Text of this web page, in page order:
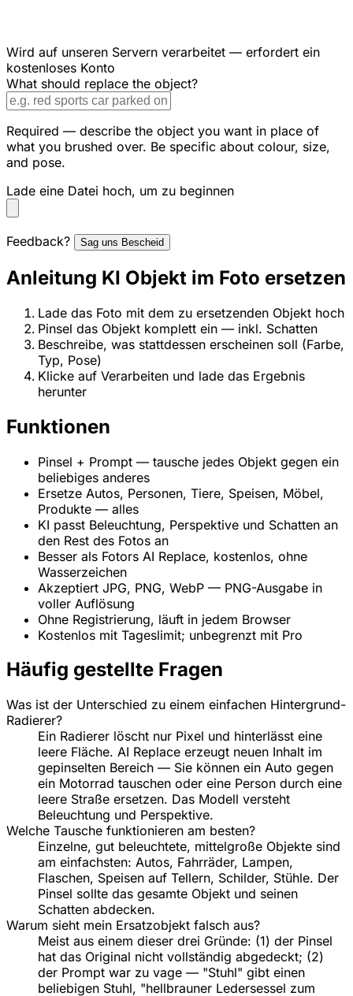
Wird auf unseren Servern verarbeitet — erfordert ein
kostenloses Konto
What should replace the object?
Required — describe the object you want in place of
what you brushed over. Be specific about colour, size,
and pose.
Lade eine Datei hoch, um zu beginnen
Feedback? Sag uns Bescheid
Anleitung KI Objekt im Foto ersetzen
Lade das Foto mit dem zu ersetzenden Objekt hoch
Pinsel das Objekt komplett ein — inkl. Schatten
Beschreibe, was stattdessen erscheinen soll (Farbe,
Typ, Pose)
Klicke auf Verarbeiten und lade das Ergebnis
herunter
Funktionen
Pinsel + Prompt — tausche jedes Objekt gegen ein
beliebiges anderes
Ersetze Autos, Personen, Tiere, Speisen, Möbel,
Produkte — alles
KI passt Beleuchtung, Perspektive und Schatten an
den Rest des Fotos an
Besser als Fotors AI Replace, kostenlos, ohne
Wasserzeichen
Akzeptiert JPG, PNG, WebP — PNG-Ausgabe in
voller Auflösung
Ohne Registrierung, läuft in jedem Browser
Kostenlos mit Tageslimit; unbegrenzt mit Pro
Häufig gestellte Fragen
Was ist der Unterschied zu einem einfachen Hintergrund-
Radierer?
Ein Radierer löscht nur Pixel und hinterlässt eine
leere Fläche. AI Replace erzeugt neuen Inhalt im
gepinselten Bereich — Sie können ein Auto gegen
ein Motorrad tauschen oder eine Person durch eine
leere Straße ersetzen. Das Modell versteht
Beleuchtung und Perspektive.
Welche Tausche funktionieren am besten?
Einzelne, gut beleuchtete, mittelgroße Objekte sind
am einfachsten: Autos, Fahrräder, Lampen,
Flaschen, Speisen auf Tellern, Schilder, Stühle. Der
Pinsel sollte das gesamte Objekt und seinen
Schatten abdecken.
Warum sieht mein Ersatzobjekt falsch aus?
Meist aus einem dieser drei Gründe: (1) der Pinsel
hat das Original nicht vollständig abgedeckt; (2)
der Prompt war zu vage — "Stuhl" gibt einen
beliebigen Stuhl, "hellbrauner Ledersessel zum